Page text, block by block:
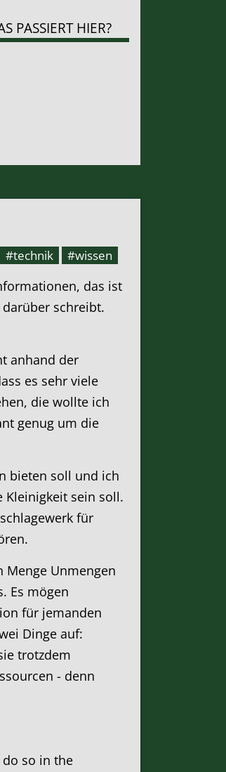
PASSIERT HIER?
#technik
#wissen
das ist
schreibt.
anhand der
es sehr viele
die wollte ich
genug um die
bieten soll und ich
Kleinigkeit sein soll.
für
Menge Unmengen
Es mögen
für jemanden
Dinge auf:
trotzdem
- denn
so in the